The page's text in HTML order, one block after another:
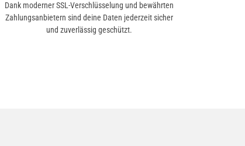
Dank moderner SSL-Verschlüsselung und bewährten
Zahlungsanbietern sind deine Daten jederzeit sicher
und zuverlässig geschützt.